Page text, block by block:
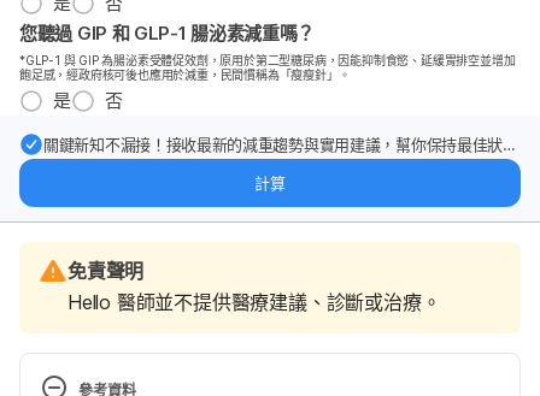
您聽過 GIP 和 GLP-1 腸泌素減重嗎？
*GLP-1 與 GIP 為腸泌素受體促效劑，原用於第二型糖尿病，因能抑制食慾、延緩胃排空並增加
飽足感，經政府核可後也應用於減重，民間慣稱為「瘦瘦針」。
是 否
關鍵新知不漏接！接收最新的減重趨勢與實用建議，幫你保持最佳狀
計算
免責聲明
Hello 醫師並不提供醫療建議、診斷或治療。
參考資料